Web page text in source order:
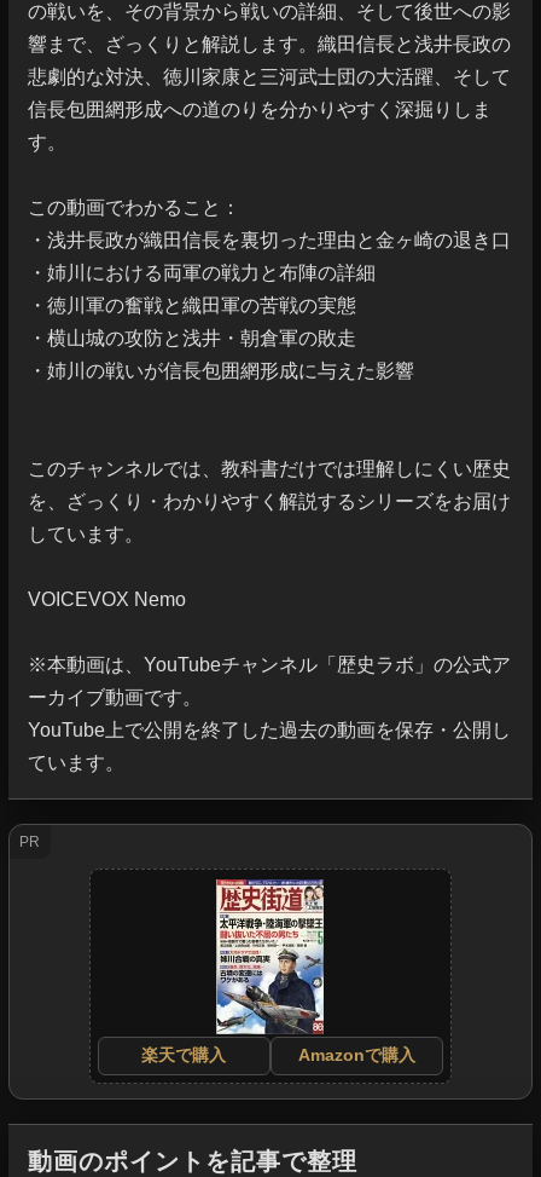
の戦いを、その背景から戦いの詳細、そして後世への影
響まで、ざっくりと解説します。織田信長と浅井長政の
悲劇的な対決、徳川家康と三河武士団の大活躍、そして
信長包囲網形成への道のりを分かりやすく深掘りしま
す。
この動画でわかること：
・浅井長政が織田信長を裏切った理由と金ヶ崎の退き口
・姉川における両軍の戦力と布陣の詳細
・徳川軍の奮戦と織田軍の苦戦の実態
・横山城の攻防と浅井・朝倉軍の敗走
・姉川の戦いが信長包囲網形成に与えた影響
このチャンネルでは、教科書だけでは理解しにくい歴史
を、ざっくり・わかりやすく解説するシリーズをお届け
しています。
VOICEVOX Nemo
※本動画は、YouTubeチャンネル「歴史ラボ」の公式ア
ーカイブ動画です。
YouTube上で公開を終了した過去の動画を保存・公開し
ています。
PR
楽天で購入 Amazonで購入
動画のポイントを記事で整理